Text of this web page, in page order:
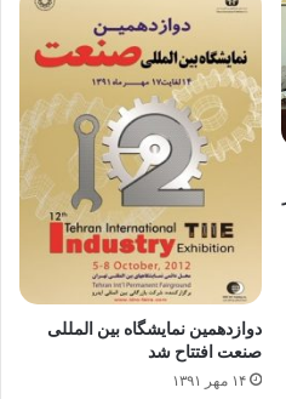
دوازدهمین نمایشگاه بین المللی
صنعت افتتاح شد
۱۴ مهر ۱۳۹۱